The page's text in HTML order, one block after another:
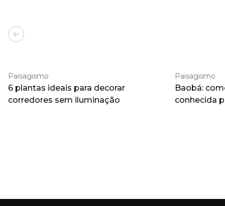
Paisagismo
6 plantas ideais para decorar
corredores sem iluminação
Paisagismo
Baobá:
conhecida
Previous slide